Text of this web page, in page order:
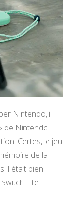
Nintendo, il
de Nintendo
Certes, le jeu
de la
il était bien
Lite